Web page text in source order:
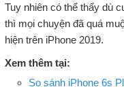
Tuy nhiên có thể thấy dù
thì mọi chuyện đã quá
hiện trên iPhone 2019.
Xem thêm tại:
So sánh iPhone 6s